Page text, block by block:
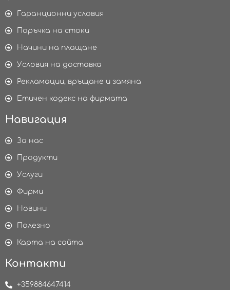
Гаранционни условия
Поръчка на стоки
Начини на плащане
Условия на доставка
Рекламации, връщане и замяна
Етичен кодекс на фирмата
Навигация
За нас
Продукти
Услуги
Фирми
Новини
Полезно
Карта на сайта
Контакти
+359884647414